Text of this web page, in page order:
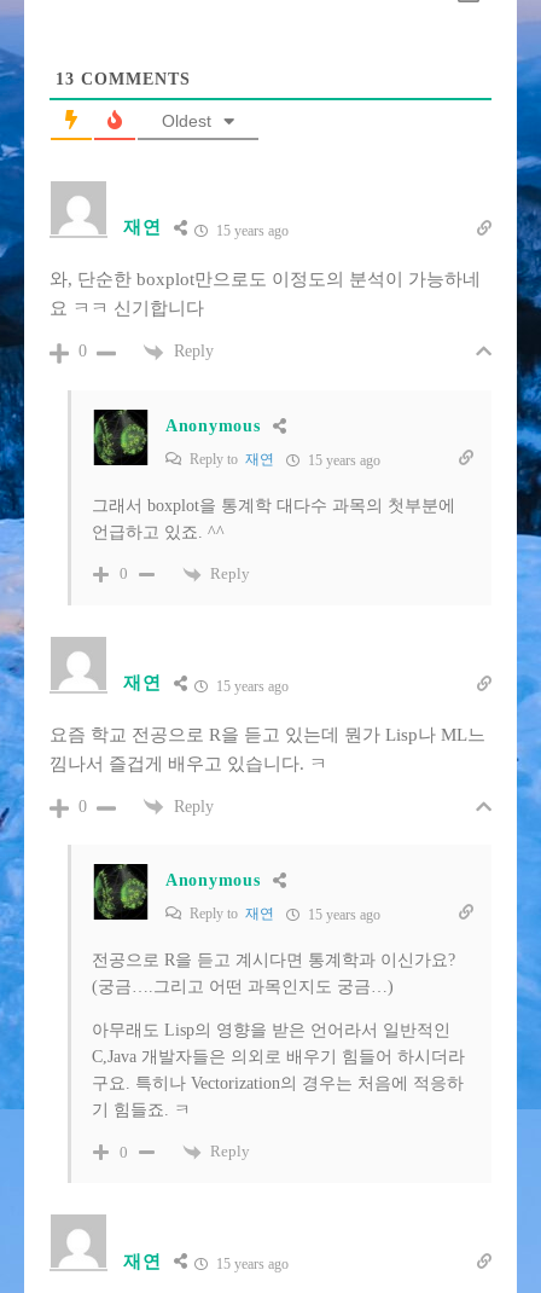
13 COMMENTS
Oldest
재연 15 years ago
와, 단순한 boxplot만으로도 이정도의 분석이 가능하네
요 ㅋㅋ 신기합니다
0 Reply
Anonymous
Reply to 재연 15 years ago
그래서 boxplot을 통계학 대다수 과목의 첫부분에
언급하고 있죠. ^^
0 Reply
재연 15 years ago
요즘 학교 전공으로 R을 듣고 있는데 뭔가 Lisp나 ML느
낌나서 즐겁게 배우고 있습니다. ㅋ
0 Reply
Anonymous
Reply to 재연 15 years ago
전공으로 R을 듣고 계시다면 통계학과 이신가요?
(궁금….그리고 어떤 과목인지도 궁금…)
아무래도 Lisp의 영향을 받은 언어라서 일반적인
C,Java 개발자들은 의외로 배우기 힘들어 하시더라
구요. 특히나 Vectorization의 경우는 처음에 적응하
기 힘들죠. ㅋ
0 Reply
재연 15 years ago